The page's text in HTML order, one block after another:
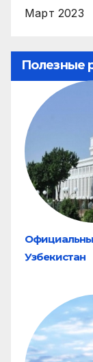
Март 2023
Полезные
Узбекистан